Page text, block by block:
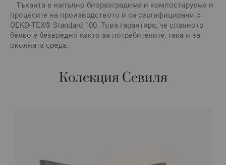
Тъканта е напълно биоразградима и компостируема и
процесите на производството ѝ са сертифицирани с
OEKO-TEX® Standard 100. Това гарантира, че спалното
бельо е безвредно както за потребителите, така и за
околната среда.
Колекция Севиля